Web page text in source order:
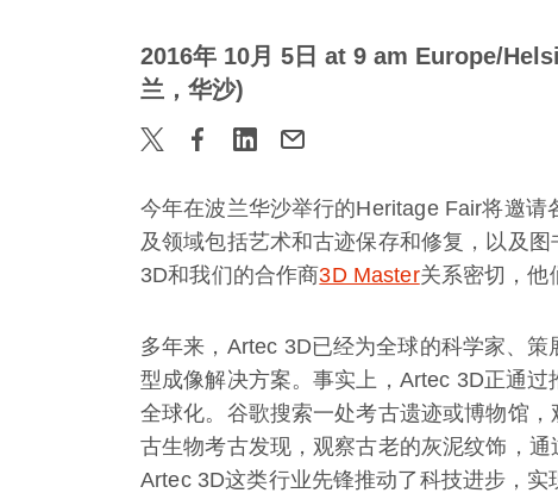
2016年 10月 5日 at 9 am Europe/
兰，华沙)
今年在波兰华沙举行的Heritage Fair将邀
及领域包括艺术和古迹保存和修复，以及
3D和我们的合作商3D Master关系密切，他
多年来，Artec 3D已经为全球的科学家、
型成像解决方案。事实上，Artec 3D正通
全球化。谷歌搜索一处考古遗迹或博物馆
古生物考古发现，观察古老的灰泥纹饰，
Artec 3D这类行业先锋推动了科技进步，实